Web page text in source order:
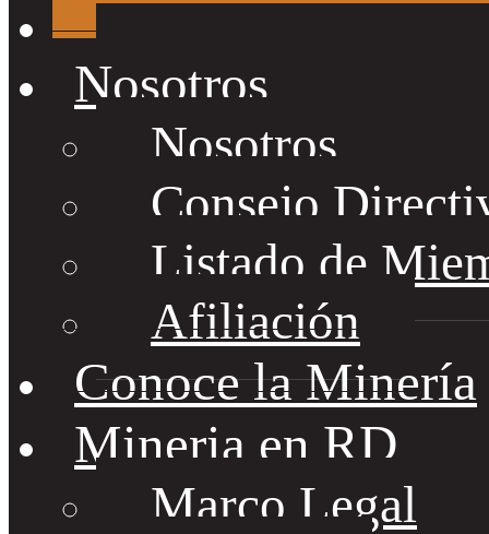
Nosotros
Nosotros
Consejo
Listado de
Afiliación
Conoce la Minería
Mineria en RD
Marco Legal